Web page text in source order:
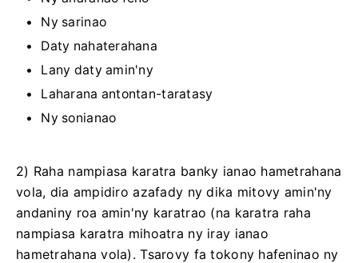
Ny sarinao
Daty nahaterahana
Lany daty amin'ny
Laharana antontan-taratasy
Ny sonianao
2) Raha nampiasa karatra banky ianao hametrahana
vola, dia ampidiro azafady ny dika mitovy amin'ny
andaniny roa amin'ny karatrao (na karatra raha
nampiasa karatra mihoatra ny iray ianao
hametrahana vola). Tsarovy fa tokony hafeninao ny